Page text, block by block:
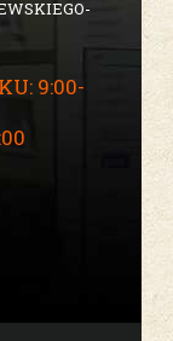
9:00-